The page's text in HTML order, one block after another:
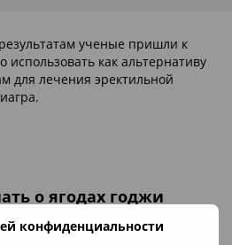
конфиденциальности
ученые пришли к
как альтернативу
для лечения эректильной
о ягодах годжи